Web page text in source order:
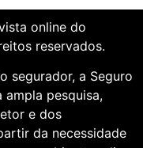
online do
reservados.
segurador, a Seguro
pesquisa,
e dos
da necessidade